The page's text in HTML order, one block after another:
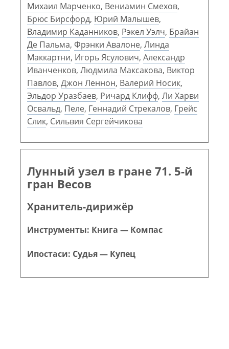
Михаил Марченко, Вениамин Смехов,
Брюс Бирсфорд, Юрий Малышев,
Владимир Каданников, Рэкел Уэлч, Брайан
Де Пальма, Фрэнки Авалоне, Линда
Маккартни, Игорь Ясулович, Александр
Иванченков, Людмила Максакова, Виктор
Павлов, Джон Леннон, Валерий Носик,
Эльдор Уразбаев, Ричард Клифф, Ли Харви
Освальд, Пеле, Геннадий Стрекалов, Грейс
Слик, Сильвия Сергейчикова
Лунный узел в гране 71. 5-й
гран Весов
Хранитель-дирижёр
Инструменты: Книга — Компас
Ипостаси: Судья — Купец